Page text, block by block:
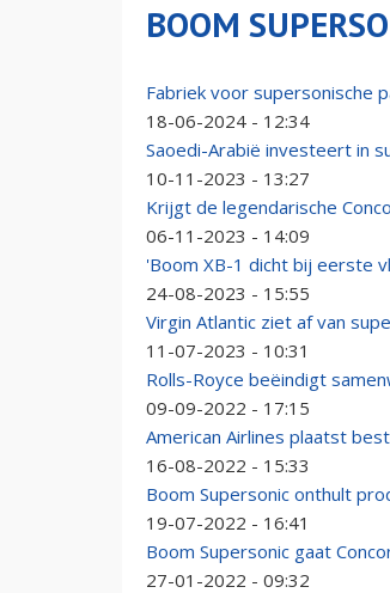
BOOM
Fabriek voor supersonische
18-06-2024 - 12:34
Saoedi-Arabië investeert in
10-11-2023 - 13:27
Krijgt de legendarische
06-11-2023 - 14:09
'Boom XB-1 dicht bij eerste
24-08-2023 - 15:55
Virgin Atlantic ziet af van
11-07-2023 - 10:31
Rolls-Royce beëindigt
09-09-2022 - 17:15
American Airlines plaatst
16-08-2022 - 15:33
Boom Supersonic onthult
19-07-2022 - 16:41
Boom Supersonic gaat
27-01-2022 - 09:32